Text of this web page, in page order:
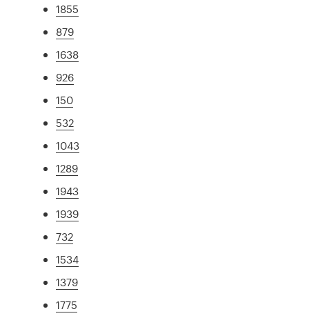
1855
879
1638
926
150
532
1043
1289
1943
1939
732
1534
1379
1775